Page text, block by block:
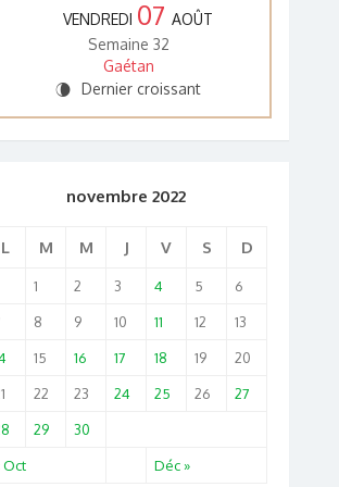
VENDREDI 07 AOÛT
Semaine 32
Gaétan
V Dernier croissant
novembre 2022
L M M J V S D
Oct Déc »
1 2 3 4 5 6
8 9 10 11 12 13
15 16 17 18 19 20
22 23 24 25 26 27
29 30